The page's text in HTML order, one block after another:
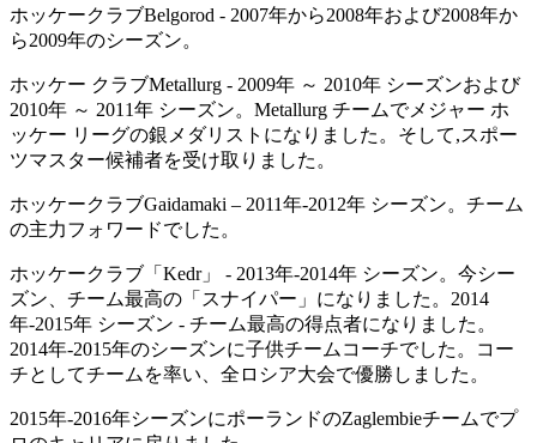
ホッケークラブBelgorod - 2007年から2008年および2008年か
ら2009年のシーズン。
ホッケー クラブMetallurg - 2009年 ～ 2010年 シーズンおよび
2010年 ～ 2011年 シーズン。Metallurg チームでメジャー ホ
ッケー リーグの銀メダリストになりました。そして,スポー
ツマスター候補者を受け取りました。
ホッケークラブGaidamaki – 2011年-2012年 シーズン。チーム
の主力フォワードでした。
ホッケークラブ「Kedr」 - 2013年-2014年 シーズン。今シー
ズン、チーム最高の「スナイパー」になりました。2014
年-2015年 シーズン - チーム最高の得点者になりました。
2014年-2015年のシーズンに子供チームコーチでした。コー
チとしてチームを率い、全ロシア大会で優勝しました。
2015年-2016年シーズンにポーランドのZaglembieチームでプ